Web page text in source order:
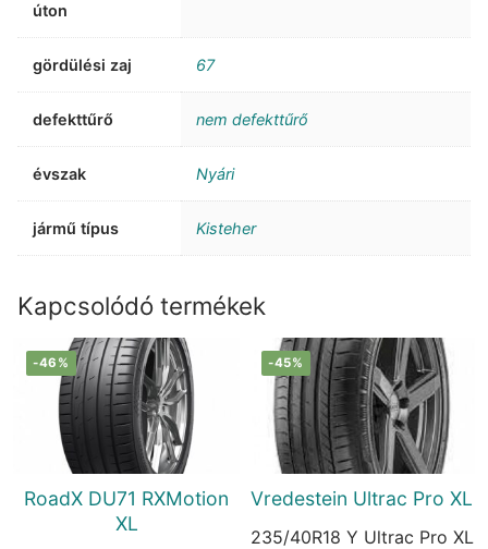
úton
gördülési zaj 67
defekttűrő nem defekttűrő
évszak Nyári
jármű típus Kisteher
Kapcsolódó termékek
-46%
RoadX DU71 RXMotion
XL
-45%
Vredestein Ultrac Pro XL
235/40R18 Y Ultrac Pro XL